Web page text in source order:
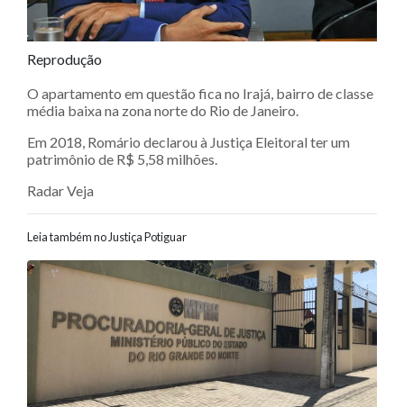
Reprodução
O apartamento em questão fica no Irajá, bairro de classe
média baixa na zona norte do Rio de Janeiro.
Em 2018, Romário declarou à Justiça Eleitoral ter um
patrimônio de R$ 5,58 milhões.
Radar Veja
Leia também no Justiça Potiguar
Navegação entre posts